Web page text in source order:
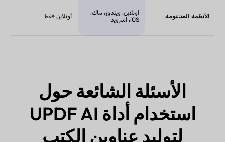
الأنظمة المدعومة
أونلاين، ويندوز، ماك،
iOS، أندرويد
أونلاين فقط
الأسئلة الشائعة حول
استخدام أداة UPDF AI
لتوليد عناوين الكتب